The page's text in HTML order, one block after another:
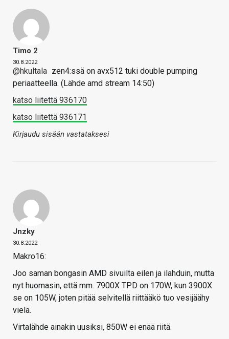
Timo 2
30.8.2022
@hkultala zen4:ssä on avx512 tuki double pumping
periaatteella. (Lähde amd stream 14:50)
katso liitettä 936170
katso liitettä 936171
Kirjaudu sisään vastataksesi
Jnzky
30.8.2022
Makro16:
Joo saman bongasin AMD sivuilta eilen ja ilahduin, mutta
nyt huomasin, että mm. 7900X TPD on 170W, kun 3900X
se on 105W, joten pitää selvitellä riittääkö tuo vesijäähy
vielä.
Virtalähde ainakin uusiksi, 850W ei enää riitä.